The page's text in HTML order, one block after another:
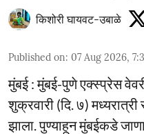
किशोरी घायवट-उबाळे
Published on: 07 Aug 2026,
मुंबई : मुंबई-पुणे एक्स्प्रेस
शुक्रवारी (दि. ७)
झाला. पुण्याहून मुंबईकडे